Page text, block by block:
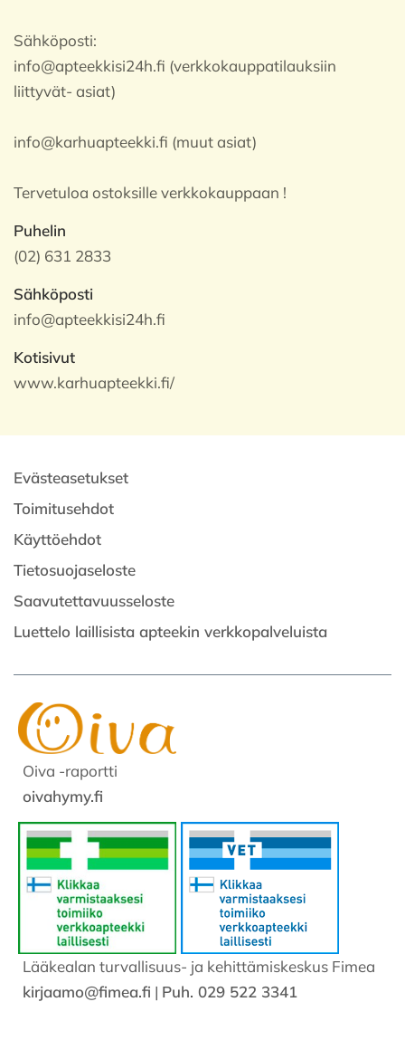
Sähköposti:
info@apteekkisi24h.fi (verkkokauppatilauksiin
liittyvät- asiat)
info@karhuapteekki.fi (muut asiat)
Tervetuloa ostoksille verkkokauppaan !
Puhelin
(02) 631 2833
Sähköposti
info@apteekkisi24h.fi
Kotisivut
www.karhuapteekki.fi/
Evästeasetukset
Toimitusehdot
Käyttöehdot
Tietosuojaseloste
Saavutettavuusseloste
Luettelo laillisista apteekin verkkopalveluista
Oiva -raportti
oivahymy.fi
Lääkealan turvallisuus- ja kehittämiskeskus Fimea
kirjaamo@fimea.fi | Puh. 029 522 3341